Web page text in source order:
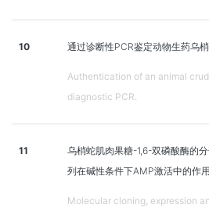
10 通过诊断性PCR鉴定动物生药乌梢
Authentication of an animal
diagnostic PCR.
11
乌梢蛇肌肉果糖-1,6-双磷酸酶的
列在碱性条件下AMP激活中的作用
Molecular cloning, expression